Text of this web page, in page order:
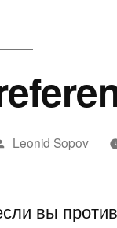
Написано
Leonid Sopov
вы